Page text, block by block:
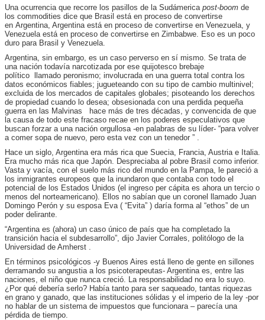
Una ocurrencia que recorre los pasillos de la Sudámerica post-boom de
los commodities dice que Brasil está en proceso de convertirse
en Argentina, Argentina está en proceso de convertirse en Venezuela, y
Venezuela está en proceso de convertirse en Zimbabwe. Eso es un poco
duro para Brasil y Venezuela.
Argentina, sin embargo, es un caso perverso en sí mismo. Se trata de
una nación todavía narcotizada por ese quijotesco brebaje
político llamado peronismo; involucrada en una guerra total contra los
datos económicos fiables; jugueteando con su tipo de cambio multinivel;
excluida de los mercados de capitales globales; pisoteando los derechos
de propiedad cuando lo desea; obsesionada con una perdida pequeña
guerra en las Malvinas hace más de tres décadas, y convencida de que
la causa de todo este fracaso recae en los poderes especulativos que
buscan forzar a una nación orgullosa -en palabras de su líder- “para volver
a comer sopa de nuevo, pero esta vez con un tenedor ” .
Hace un siglo, Argentina era más rica que Suecia, Francia, Austria e Italia.
Era mucho más rica que Japón. Despreciaba al pobre Brasil como inferior.
Vasta y vacía, con el suelo más rico del mundo en la Pampa, le pareció a
los inmigrantes europeos que la inundaron que contaba con todo el
potencial de los Estados Unidos (el ingreso per cápita es ahora un tercio o
menos del norteamericano). Ellos no sabían que un coronel llamado Juan
Domingo Perón y su esposa Eva ( “Evita” ) daría forma al “ethos” de un
poder delirante.
“Argentina es (ahora) un caso único de país que ha completado la
transición hacia el subdesarrollo”, dijo Javier Corrales, politólogo de la
Universidad de Amherst .
En términos psicológicos -y Buenos Aires está lleno de gente en sillones
derramando su angustia a los psicoterapeutas- Argentina es, entre las
naciones, el niño que nunca creció. La responsabilidad no era lo suyo.
¿Por qué debería serlo? Había tanto para ser saqueado, tantas riquezas
en grano y ganado, que las instituciones sólidas y el imperio de la ley -por
no hablar de un sistema de impuestos que funcionara – parecía una
pérdida de tiempo.